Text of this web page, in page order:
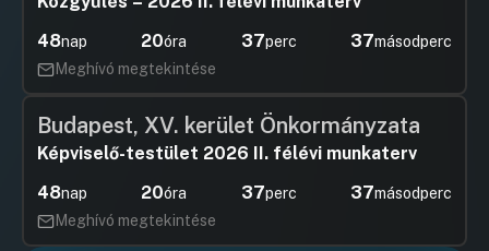
Hozzászólások Ugrás a napirendi pontra
12
48nap 20óra 37perc 36másodperc
Meghívó megtekintése
Budapest, XV. kerület Önkormányzata
Képviselő-testület 2026 II. félévi munkaterv
48nap 20óra 37perc 36másodperc
Meghívó megtekintése